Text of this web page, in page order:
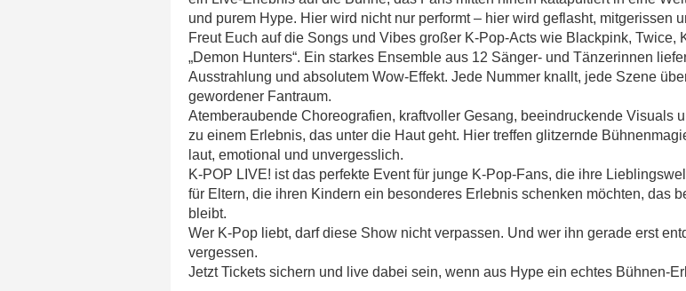
und purem Hype. Hier wird nicht nur performt – hier wird geflasht, mitgerissen
Freut Euch auf die Songs und Vibes großer K-Pop-Acts wie Blackpink,
„Demon Hunters“. Ein starkes Ensemble aus 12 Sänger- und Tänzerinnen
Ausstrahlung und absolutem Wow-Effekt. Jede Nummer knallt, jede Szene
gewordener Fantraum.
Atemberaubende Choreografien, kraftvoller Gesang, beeindruckende Visuals
zu einem Erlebnis, das unter die Haut geht. Hier treffen glitzernde
laut, emotional und unvergesslich.
K-POP LIVE! ist das perfekte Event für junge K-Pop-Fans, die ihre
für Eltern, die ihren Kindern ein besonderes Erlebnis schenken möchten, das
bleibt.
Wer K-Pop liebt, darf diese Show nicht verpassen. Und wer ihn gerade erst
vergessen.
Jetzt Tickets sichern und live dabei sein, wenn aus Hype ein echtes Bühnen-